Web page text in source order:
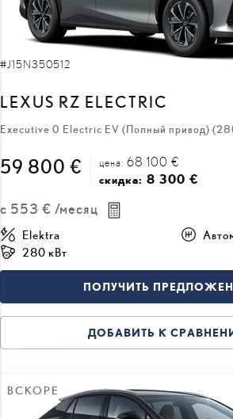
#J15N350512
LEXUS RZ ELECTRIC
Executive 0 Electric EV (Полный привод)
59 800 € цена: 68 100 €
скидка: 8 300 €
с 553 € /месяц
Elektra
280 кВт
ПОЛУЧИТЬ
ДОБАВИТЬ К
ВСКОРЕ